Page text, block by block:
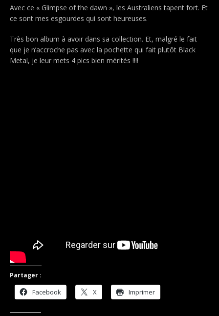
Avec ce « Glimpse of the dawn », les Australiens tapent fort. Et
ce sont mes esgourdes qui sont heureuses.
Très bon album à avoir dans sa collection. Et, malgré le fait
que je n’accroche pas avec la pochette qui fait plutôt Black
Metal, je leur mets 4 pics bien mérités !!!!
Partager :
Facebook X Imprimer